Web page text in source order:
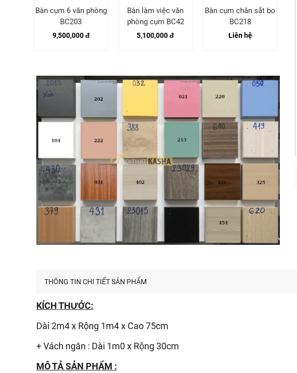
Bàn cụm 6 văn phòng
BC203
9,500,000 đ
Bàn làm việc văn
phòng cụm BC42
5,100,000 đ
Bàn cụm chân sắt bo
BC218
Liên hệ
THÔNG TIN CHI TIẾT SẢN PHẨM
KÍCH THƯỚC:
Dài 2m4 x Rộng 1m4 x Cao 75cm
+ Vách ngăn : Dài 1m0 x Rộng 30cm
MÔ TẢ SẢN PHẨM :